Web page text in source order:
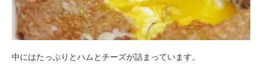
中にはたっぷりとハムとチーズが詰まっています。